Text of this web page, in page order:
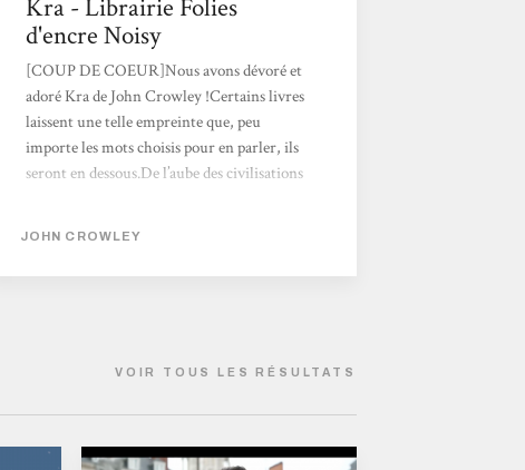
Kra - Librairie Folies
d'encre Noisy
[COUP DE COEUR]Nous avons dévoré et
adoré Kra de John Crowley !Certains livres
laissent une telle empreinte que, peu
importe les mots choisis pour en parler, ils
seront en dessous.De l’aube des civilisations
vertigineux.Kra est de ces lectures qui
JOHN CROWLEY
VOIR TOUS LES RÉSULTATS